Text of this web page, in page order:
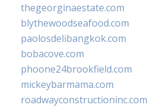
thegeorginaestate.com
blythewoodseafood.com
paolosdelibangkok.com
bobacove.com
phoone24brookfield.com
mickeybarmama.com
roadwayconstructioninc.com